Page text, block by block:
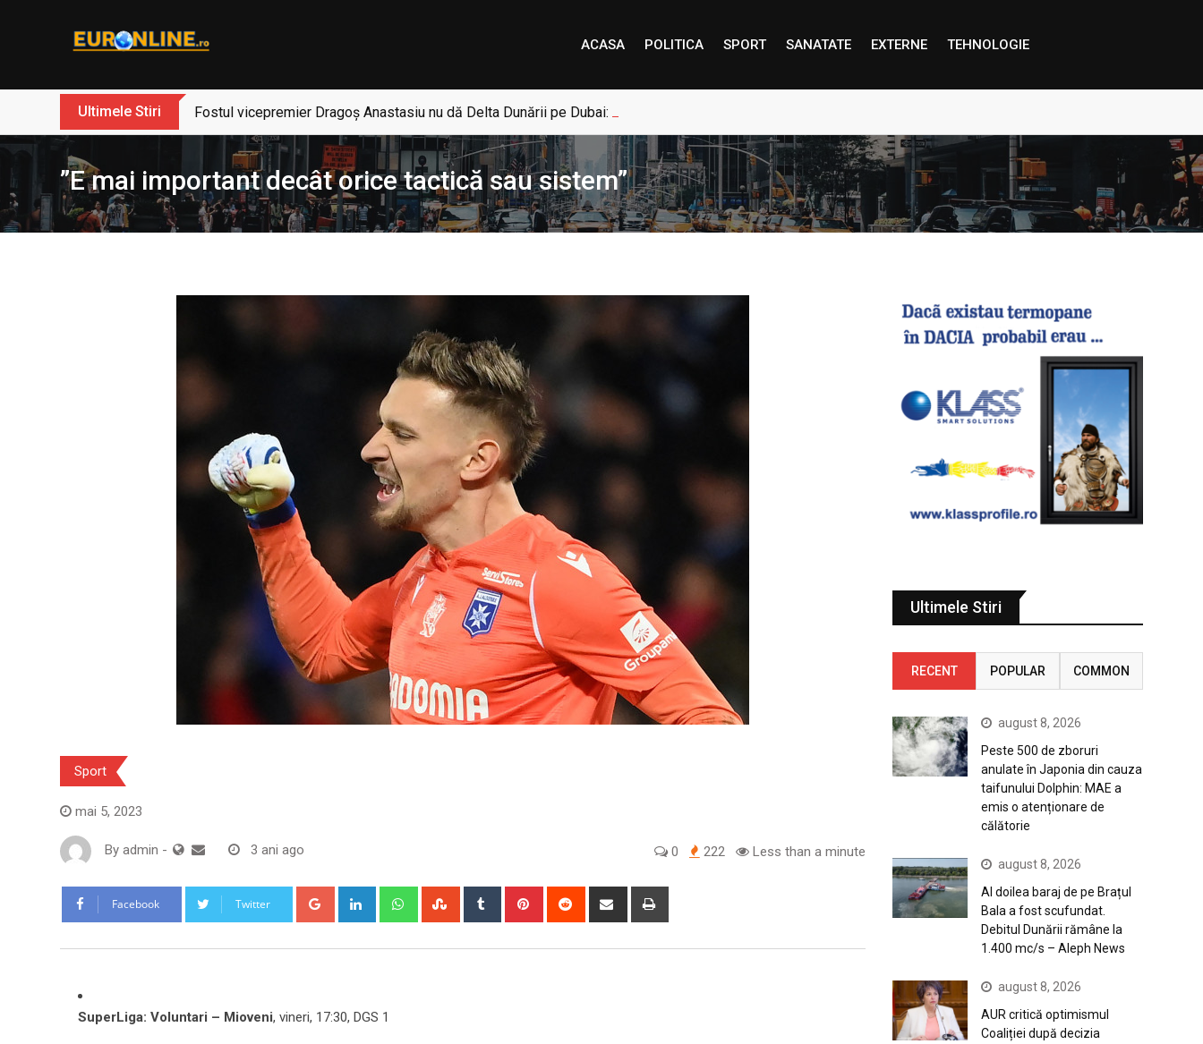
ACASA POLITICA SPORT SANATATE EXTERNE TEHNOLOGIE
Ultimele Stiri Fostul vicepremier Dragoș Anastasiu nu dă Delta Dunării pe Dubai: „Uneori, Paradisul este mai aproape decât credem”
”E mai important decât orice tactică sau sistem”
Sport
mai 5, 2023
By admin - 3 ani ago 0 222 Less than a minute
Facebook Twitter Google+ LinkedIn WhatsappStumbleUpon
Tumblr Pinterest Reddit
Share
SuperLiga: Voluntari – Mioveni, vineri, 17:30, DGS 1
Ultimele Stiri
RECENT POPULAR COMMON
august 8, 2026
Peste 500 de zboruri
anulate în Japonia din cauza
taifunului Dolphin: MAE a
emis o atenționare de
călătorie
august 8, 2026
Al doilea baraj de pe Brațul
Bala a fost scufundat.
Debitul Dunării rămâne la
1.400 mc/s – Aleph News
august 8, 2026
AUR critică optimismul
Coaliției după decizia